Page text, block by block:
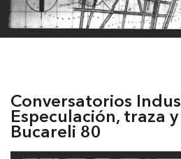
Conversatorios
Especulación, traza y
Bucareli 80